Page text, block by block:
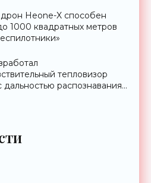
Heone-X способен
1000 квадратных метров
тепловизор
дальностью распознавания